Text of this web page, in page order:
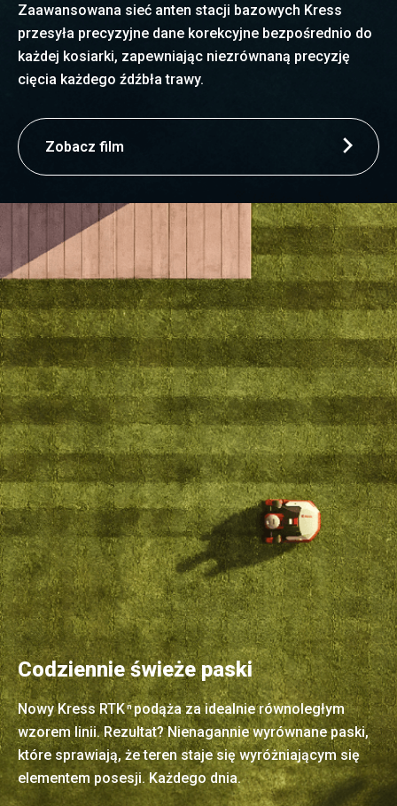
Zaawansowana sieć anten stacji bazowych Kress
przesyła precyzyjne dane korekcyjne bezpośrednio do
każdej kosiarki, zapewniając niezrównaną precyzję
cięcia każdego źdźbła trawy.
Zobacz film
Codziennie świeże paski
Nowy Kress RTK npodąża za idealnie równoległym
wzorem linii. Rezultat? Nienagannie wyrównane paski,
które sprawiają, że teren staje się wyróżniającym się
elementem posesji. Każdego dnia.